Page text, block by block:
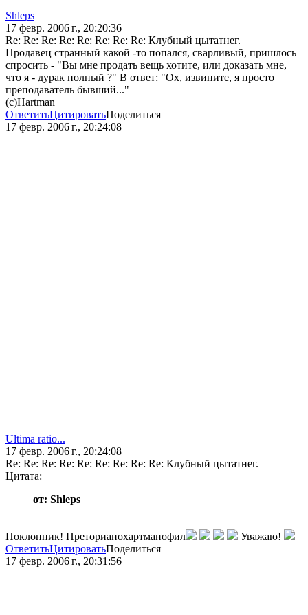
Shleps
17 февр. 2006 г., 20:20:36
Re: Re: Re: Re: Re: Re: Re: Re: Клубный цытатнег.
Продавец странный какой -то попался, сварливый, пришлось
спросить - "Вы мне продать вещь хотите, или доказать мне,
что я - дурак полный ?" В ответ: "Ох, извините, я просто
преподаватель бывший..."
(с)Hartman
ОтветитьЦитироватьПоделиться
17 февр. 2006 г., 20:24:08
Ultima ratio...
17 февр. 2006 г., 20:24:08
Re: Re: Re: Re: Re: Re: Re: Re: Re: Клубный цытатнег.
Цитата:
от: Shleps
Поклонник! Преторианохартманофил
Уважаю!
ОтветитьЦитироватьПоделиться
17 февр. 2006 г., 20:31:56